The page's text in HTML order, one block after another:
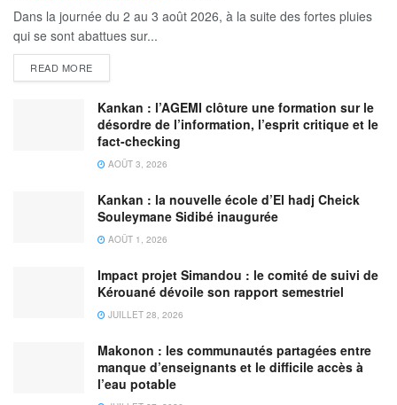
Dans la journée du 2 au 3 août 2026, à la suite des fortes pluies
qui se sont abattues sur...
READ MORE
Kankan : l’AGEMI clôture une formation sur le
désordre de l’information, l’esprit critique et le
fact-checking
AOÛT 3, 2026
Kankan : la nouvelle école d’El hadj Cheick
Souleymane Sidibé inaugurée
AOÛT 1, 2026
Impact projet Simandou : le comité de suivi de
Kérouané dévoile son rapport semestriel
JUILLET 28, 2026
Makonon : les communautés partagées entre
manque d’enseignants et le difficile accès à
l’eau potable